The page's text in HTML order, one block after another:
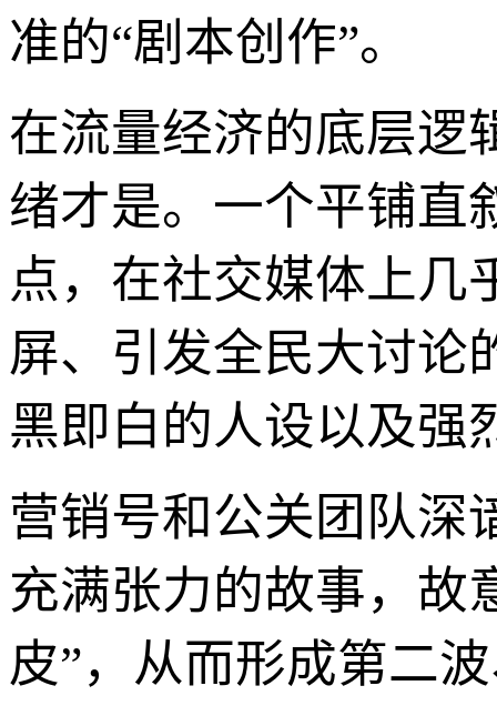
准的“剧本创作”。
在流量经济的底层逻
绪才是。一个平铺直
点，在社交媒体上几
屏、引发全民大讨论
黑即白的人设以及强
营销号和公关团队深
充满张力的故事，故
皮”，从而形成第二